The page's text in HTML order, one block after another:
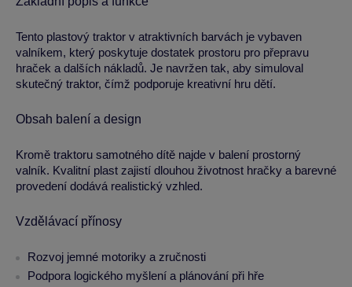
Tento plastový traktor v atraktivních barvách je vybaven
valníkem, který poskytuje dostatek prostoru pro přepravu
hraček a dalších nákladů. Je navržen tak, aby simuloval
skutečný traktor, čímž podporuje kreativní hru dětí.
Obsah balení a design
Kromě traktoru samotného dítě najde v balení prostorný
valník. Kvalitní plast zajistí dlouhou životnost hračky a barevné
provedení dodává realistický vzhled.
Vzdělávací přínosy
Rozvoj jemné motoriky a zručnosti
Podpora logického myšlení a plánování při hře